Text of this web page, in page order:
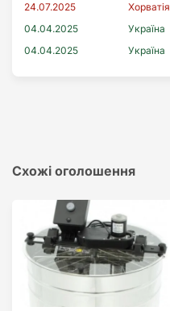
24.07.2025 Хорватія
04.04.2025
Україна
04.04.2025
Україна
Схожі оголошення